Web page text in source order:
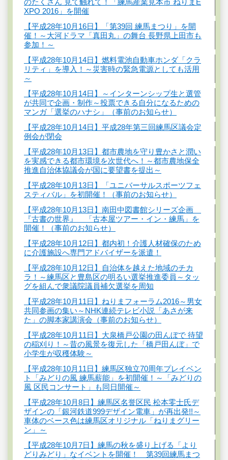
XPO 2016」を開催
【平成28年10月16日】「第39回 練馬まつり」を開
催！～大河ドラマ「真田丸」の舞台 長野県上田市も
参加！～
【平成28年10月14日】燃料電池自動車ホンダ「クラ
リティ」を導入！～災害時の緊急電源としても活用
～
【平成28年10月14日】～インターンシップ生と選管
が共同で企画・制作～投票できる自分になるための
マンガ「選挙のハナシ」（事前のお知らせ）
【平成28年10月14日】平成28年第三回練馬区議会定
例会が閉会
【平成28年10月13日】都市農地を守り豊かさと潤い
を実感できる都市環境を次世代へ！～都市農地保全
推進自治体協議会が国に要望書を提出～
【平成28年10月13日】「ユニバーサルスポーツフェ
スティバル」を初開催！（事前のお知らせ）
【平成28年10月13日】南田中図書館シリーズ企画
『古書の世界』 「古本屋ツアー・イン・練馬」を
開催！（事前のお知らせ）
【平成28年10月12日】都内初！介護人材確保のため
に介護施設へ専門アドバイザーを派遣！
【平成28年10月12日】自治体を越えた地域のチカ
ラ！～練馬区と豊島区の明るい選挙推進委員～タッ
グを組んで衆議院議員補欠選挙を周知
【平成28年10月11日】ねりまフォーラム2016～男女
共同参画の集い～NHK連続テレビ小説「あさが来
た」の脚本家講演会（事前のお知らせ）
【平成28年10月11日】大泉橋戸公園の田んぼで 待望
の稲刈り！～昔の風景を復元した「橋戸田んぼ」で
小学生が収穫体験～
【平成28年10月11日】練馬区独立70周年プレイベン
ト「みどりの風 練馬薪能」を初開催！～「みどりの
風 区民コンサート」も同日開催～
【平成28年10月8日】練馬区名誉区民 松本零士氏デ
ザインの「銀河鉄道999デザイン電車」が再出発!!～
車体のベース色は練馬区オリジナル「ねりまグリー
ン」～
【平成28年10月7日】練馬の秋を盛り上げる「より
どりみどり」なイベントを開催！ 第39回練馬まつ